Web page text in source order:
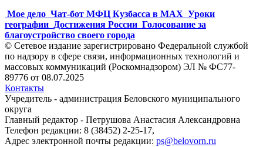
Мое дело Чат-бот МФЦ Кузбасса в MAX Уроки
географии Достижения России Голосование за
благоустройство своего города
© Сетевое издание зарегистрировано Федеральной службой
по надзору в сфере связи, информационных технологий и
массовых коммуникаций (Роскомнадзором) ЭЛ № ФС77-
89776 от 08.07.2025
Контакты
Учредитель - администрация Беловского муниципального
округа
Главный редактор - Петрушова Анастасия Александровна
Телефон редакции: 8 (38452) 2-25-17,
Адрес электронной почты редакции: ps@belovorn.ru